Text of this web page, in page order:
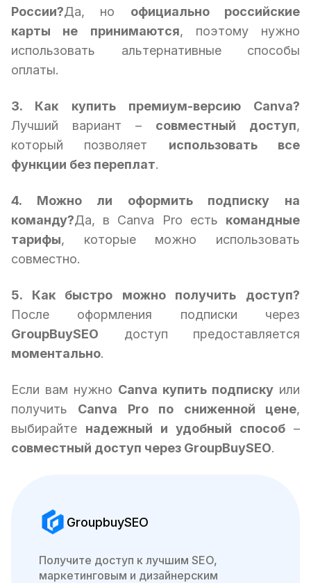
России?Да, но официально российские
карты не принимаются, поэтому нужно
использовать альтернативные способы
оплаты.
3. Как купить премиум-версию Canva?
Лучший вариант – совместный доступ,
который позволяет использовать все
функции без переплат.
4. Можно ли оформить подписку на
команду?Да, в Canva Pro есть командные
тарифы, которые можно использовать
совместно.
5. Как быстро можно получить доступ?
После оформления подписки через
GroupBuySEO доступ предоставляется
моментально.
Если вам нужно Canva купить подписку или
получить Canva Pro по сниженной цене,
выбирайте надежный и удобный способ –
совместный доступ через GroupBuySEO.
GroupbuySEO
Получите доступ к лучшим SEO,
маркетинговым и дизайнерским